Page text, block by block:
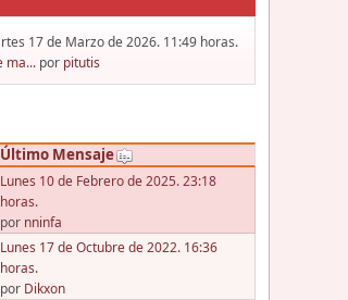
17 de Marzo de 2026. 11:49 horas.
ma... por pitutis
Último Mensaje
Lunes 10 de Febrero de 2025. 23:18
horas.
por nninfa
Lunes 17 de Octubre de 2022. 16:36
horas.
por Dikxon